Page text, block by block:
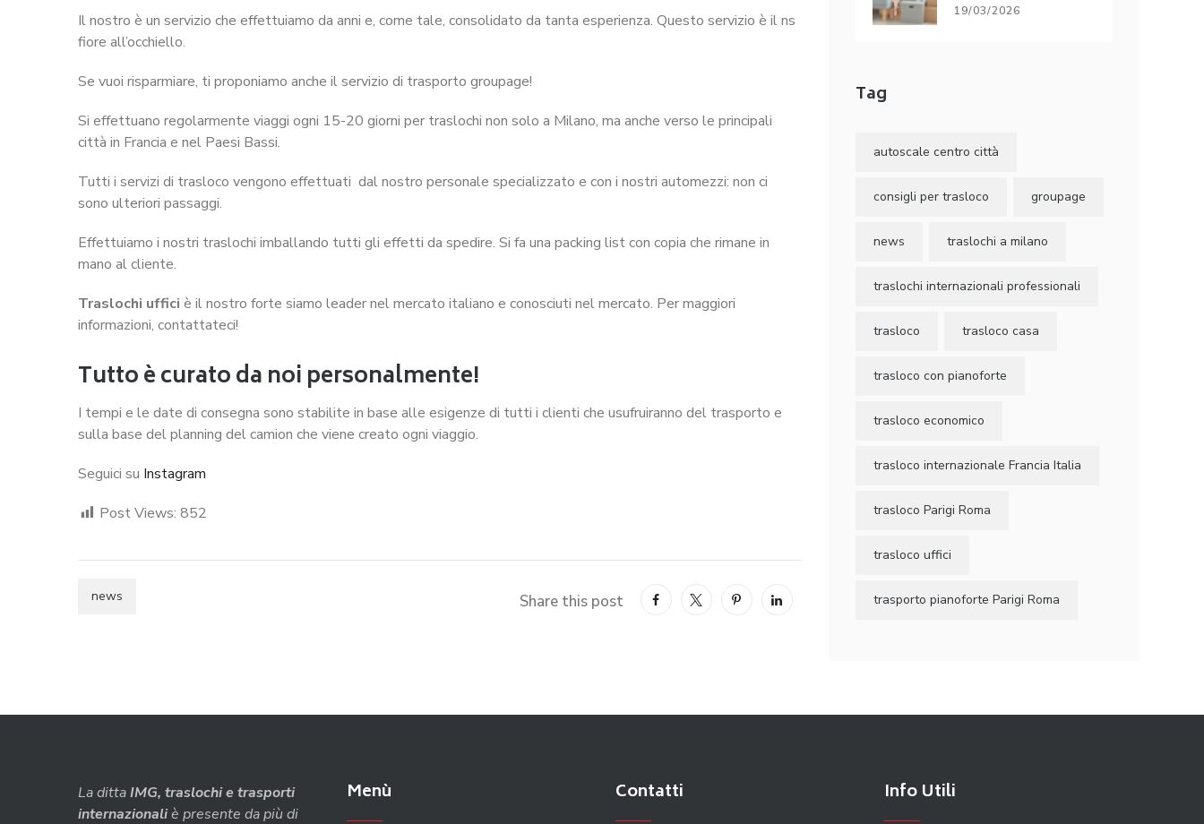
Il nostro è un servizio che effettuiamo da anni e, come tale, consolidato da tanta esperienza. Questo servizio è il ns
fiore all’occhiello.
Se vuoi risparmiare, ti proponiamo anche il servizio di trasporto groupage!
Si effettuano regolarmente viaggi ogni 15-20 giorni per traslochi non solo a Milano, ma anche verso le principali
città in Francia e nel Paesi Bassi.
Tutti i servizi di trasloco vengono effettuati dal nostro personale specializzato e con i nostri automezzi: non ci
sono ulteriori passaggi.
Effettuiamo i nostri traslochi imballando tutti gli effetti da spedire. Si fa una packing list con copia che rimane in
mano al cliente.
Traslochi uffici è il nostro forte siamo leader nel mercato italiano e conosciuti nel mercato. Per maggiori
informazioni, contattateci!
Tutto è curato da noi personalmente!
I tempi e le date di consegna sono stabilite in base alle esigenze di tutti i clienti che usufruiranno del trasporto e
sulla base del planning del camion che viene creato ogni viaggio.
Seguici su Instagram
Post Views: 852
news Share this post
19/03/2026
Tag
autoscale centro città
consigli per trasloco groupage
news traslochi a milano
traslochi internazionali professionali
trasloco trasloco casa
trasloco con pianoforte
trasloco economico
trasloco internazionale Francia Italia
trasloco Parigi Roma
trasloco uffici
trasporto pianoforte Parigi Roma
La dittaIMG, traslochi e trasporti
internazionaliè presente da più di
Menù Contatti Info Utili